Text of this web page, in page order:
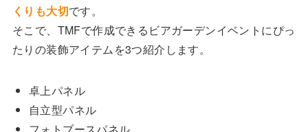
くりも大切です。
そこで、TMFで作成できるビアガーデンイベントにぴっ
たりの装飾アイテムを3つ紹介します。
卓上パネル
自立型パネル
フォトブースパネル